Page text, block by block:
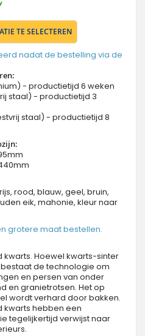
TE SELECTEREN
nadat de bestelling via de
- productietijd 6 weken
staal) - productietijd 3
staal) - productietijd 8
rood, blauw, geel, bruin,
eik, mahonie, kleur naar
grotere maat bestellen.
Hoewel kwarts-sinter
de technologie om
en persen van onder
en granietrotsen. Het op
wordt verhard door bakken.
kwarts hebben een
tegelijkertijd verwijst naar